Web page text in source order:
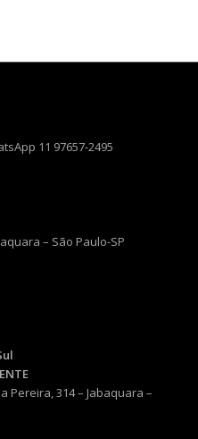
11 97657-2495
– São Paulo-SP
Pereira, 314 – Jabaquara –